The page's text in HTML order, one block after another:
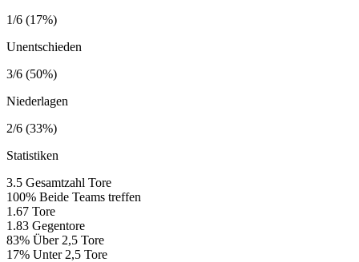
1/6 (17%)
Unentschieden
3/6 (50%)
Niederlagen
2/6 (33%)
Statistiken
3.5 Gesamtzahl Tore
100% Beide Teams treffen
1.67 Tore
1.83 Gegentore
83% Über 2,5 Tore
17% Unter 2,5 Tore